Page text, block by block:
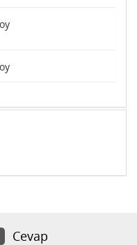
Cevap